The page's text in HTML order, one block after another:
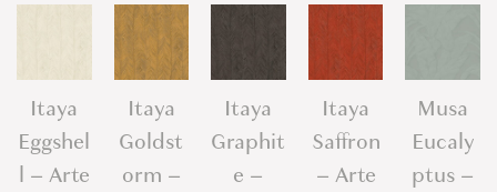
Itaya
Eggshel
l – Arte
Itaya
Goldst
orm –
Itaya
Graphit
e –
Itaya
Saffron
– Arte
Musa
Eucaly
ptus –